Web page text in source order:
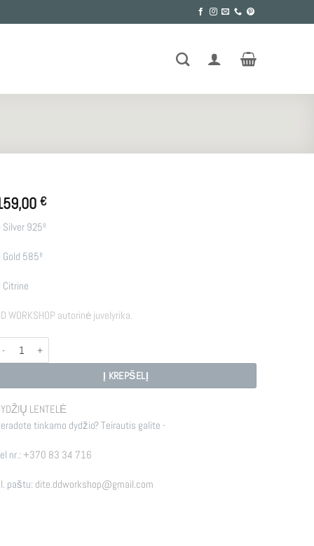
€
Silver 925º
Gold 585º
Citrine
WORKSHOP autorinė juvelyrika.
produkto kiekis: R - BUD
Į KREPŠELĮ
LENTELĖ
tinkamo dydžio? Teirautis galite -
nr.: +370 83 34 716
paštu: dite.ddworkshop@gmail.com